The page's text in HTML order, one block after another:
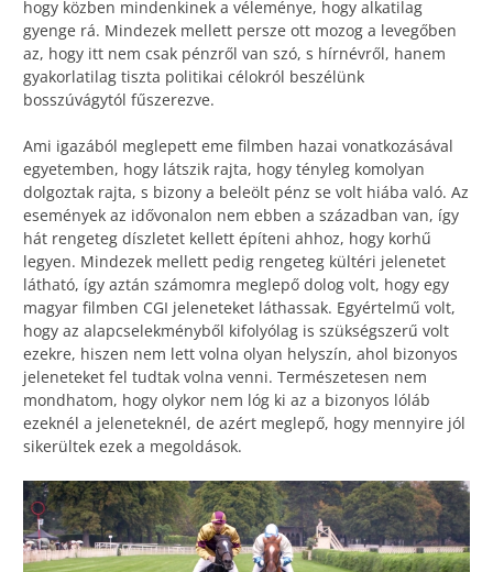
hogy közben mindenkinek a véleménye, hogy alkatilag
gyenge rá. Mindezek mellett persze ott mozog a levegőben
az, hogy itt nem csak pénzről van szó, s hírnévről, hanem
gyakorlatilag tiszta politikai célokról beszélünk
bosszúvágytól fűszerezve.
Ami igazából meglepett eme filmben hazai vonatkozásával
egyetemben, hogy látszik rajta, hogy tényleg komolyan
dolgoztak rajta, s bizony a beleölt pénz se volt hiába való. Az
események az idővonalon nem ebben a században van, így
hát rengeteg díszletet kellett építeni ahhoz, hogy korhű
legyen. Mindezek mellett pedig rengeteg kültéri jelenetet
látható, így aztán számomra meglepő dolog volt, hogy egy
magyar filmben CGI jeleneteket láthassak. Egyértelmű volt,
hogy az alapcselekményből kifolyólag is szükségszerű volt
ezekre, hiszen nem lett volna olyan helyszín, ahol bizonyos
jeleneteket fel tudtak volna venni. Természetesen nem
mondhatom, hogy olykor nem lóg ki az a bizonyos lóláb
ezeknél a jeleneteknél, de azért meglepő, hogy mennyire jól
sikerültek ezek a megoldások.